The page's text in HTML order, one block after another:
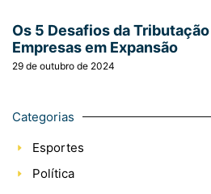
Os 5 Desafios da
Empresas em Expansão
29 de outubro de 2024
Categorias
Esportes
Política